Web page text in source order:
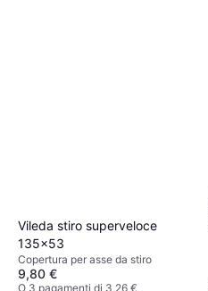
Vileda stiro superveloce
135x53
Copertura per asse da stiro
9,80 €
O 3 pagamenti di 3,26 €